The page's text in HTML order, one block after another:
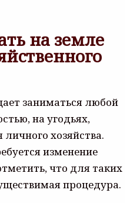
на земле
заниматься любой
на угодьях,
хозяйства.
изменение
что для таких
процедура.